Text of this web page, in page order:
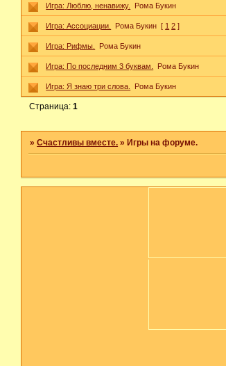
Игра: Люблю, ненавижу. Рома Букин
Игра: Ассоциации. Рома Букин [ 1 2 ]
Игра: Рифмы. Рома Букин
Игра: По последним 3 буквам. Рома Букин
Игра: Я знаю три слова. Рома Букин
Страница:1
»Счастливы вместе. » Игры на форуме.